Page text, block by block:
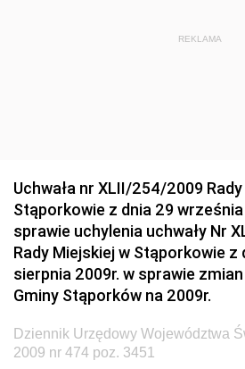
Dziennik Urzędowy Ministra
Środowiska
Dziennik Urzędowy Ministerstwa
Gospodarki Terenowej i
Dziennik Urzędowy Ministerstwa
Gospodarki Przestrzennej
Dziennik Urzędowy Unii
Dziennik Urzędowy Ministerstwa
REKLAMA
Uchwała nr XLII/254/2009
Stąporkowie z dnia 29
sprawie uchylenia uchwały Nr
Rady Miejskiej w Stąporkowie z
sierpnia 2009r. w sprawie
Gminy Stąporków na 2009r.
Dziennik Urzędowy Województwa
2009 nr 474 poz. 3451